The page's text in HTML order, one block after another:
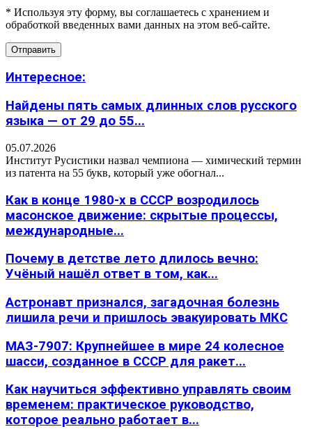
* Используя эту форму, вы соглашаетесь с хранением и
обработкой введенных вами данных на этом веб-сайте.
Интересное:
Найдены пять самых длинных слов русского
языка — от 29 до 55...
05.07.2026
Институт Русистики назвал чемпиона — химический термин
из патента на 55 букв, который уже обогнал...
Как в конце 1980-х в СССР возродилось
масонское движение: скрытые процессы,
международные...
Почему в детстве лето длилось вечно:
Учёный нашёл ответ в том, как...
Астронавт признался, загадочная болезнь
лишила речи и пришлось эвакуировать МКС
МАЗ-7907: Крупнейшее в мире 24 колесное
шасси, созданное в СССР для ракет...
Как научиться эффективно управлять своим
временем: практическое руководство,
которое реально работает в...